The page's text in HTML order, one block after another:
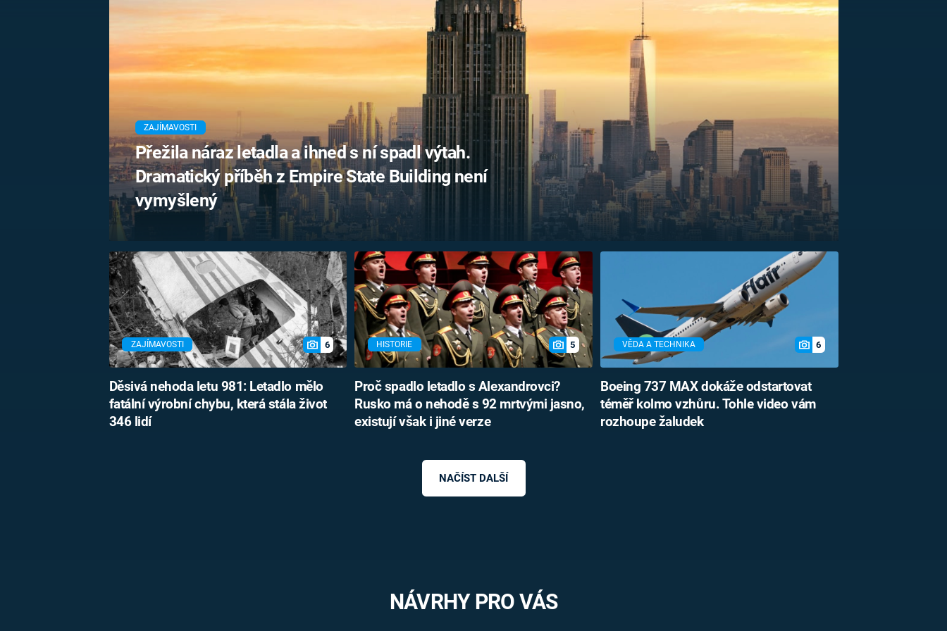
NAPOLEON
BONAPARTE
BRITSKÁ
UFO A
MIMOZEMŠŤANÉ
UTAJENÉ PŘÍBĚHY
ČESKÝCH DĚJIN
ALTERNATIVNÍ
HISTORIE
HORORY VERSUS
OPTICKÉ ILUZE A
ZAJÍMAVOSTI
Přežila náraz letadla a ihned s ní spadl výtah.
Dramatický příběh z Empire State Building není
vymyšlený
ZAJÍMAVOSTI 6
Děsivá nehoda letu 981: Letadlo mělo
fatální výrobní chybu, která stála život
346 lidí
HISTORIE 5
Proč spadlo letadlo s Alexandrovci?
Rusko má o nehodě s 92 mrtvými jasno,
existují však i jiné verze
VĚDA A TECHNIKA 6
Boeing 737 MAX dokáže odstartovat
téměř kolmo vzhůru. Tohle video vám
rozhoupe žaludek
NAČÍST DALŠÍ
NÁVRHY PRO VÁS